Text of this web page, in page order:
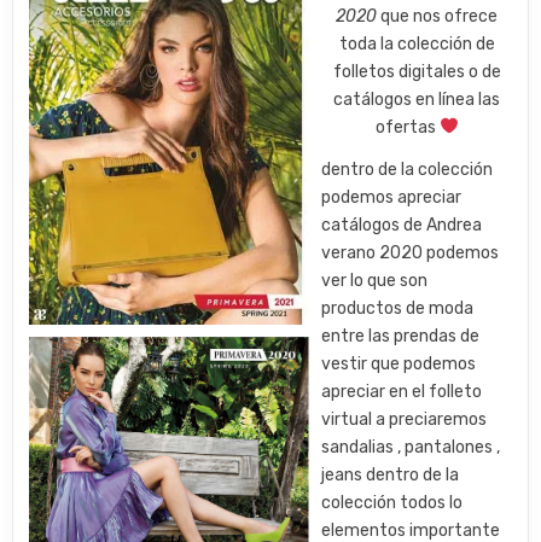
2020que nos ofrece
toda la colección de
folletos digitales o de
catálogos en línea las
ofertas
dentro de la colección
podemos apreciar
catálogos de Andrea
verano 2020 podemos
ver lo que son
productos de moda
entre las prendas de
vestir que podemos
apreciar en el folleto
virtual a preciaremos
sandalias , pantalones ,
jeans dentro de la
colección todos lo
elementos importante